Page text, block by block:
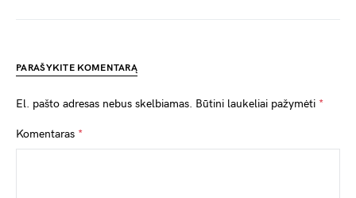
PARAŠYKITE KOMENTARĄ
El. pašto adresas nebus skelbiamas. Būtini laukeliai pažymėti *
Komentaras *